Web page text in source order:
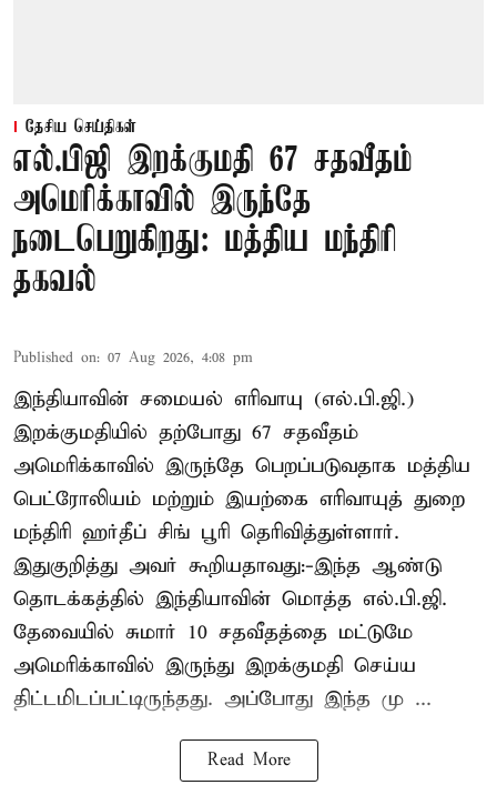
தேசிய செய்திகள்
எல்.பிஜி இறக்குமதி 67 சதவீதம்
அமெரிக்காவில் இருந்தே
நடைபெறுகிறது: மத்திய மந்திரி
தகவல்
Published on: 07 Aug 2026, 4:08 pm
இந்தியாவின் சமையல் எரிவாயு (எல்.பி.ஜி.)
இறக்குமதியில் தற்போது 67 சதவீதம்
அமெரிக்காவில் இருந்தே பெறப்படுவதாக மத்திய
பெட்ரோலியம் மற்றும் இயற்கை எரிவாயுத் துறை
மந்திரி ஹர்தீப் சிங் பூரி தெரிவித்துள்ளார்.
இதுகுறித்து அவர் கூறியதாவது:-இந்த ஆண்டு
தொடக்கத்தில் இந்தியாவின் மொத்த எல்.பி.ஜி.
தேவையில் சுமார் 10 சதவீதத்தை மட்டுமே
அமெரிக்காவில் இருந்து இறக்குமதி செய்ய
திட்டமிடப்பட்டிருந்தது. அப்போது இந்த மு ...
Read More